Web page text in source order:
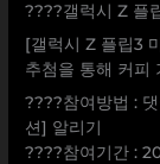
????갤럭시 Z 플
[갤럭시 Z 플립3
추첨을 통해 커피
????참여방법 :
션] 알리기
????참여기간 :